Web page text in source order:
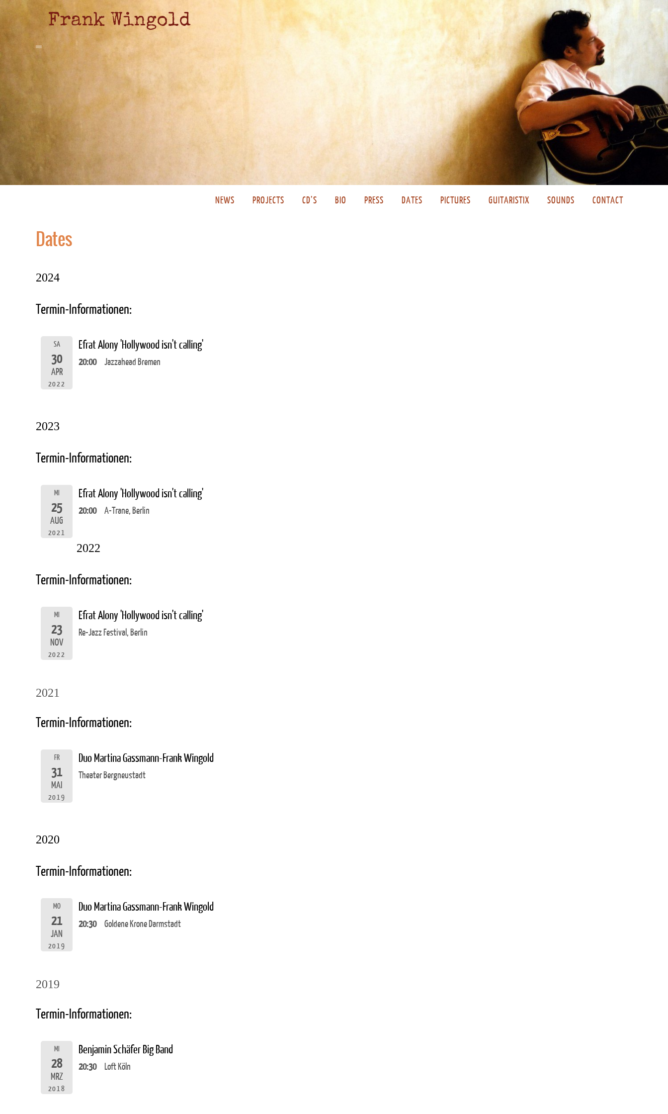
Frank Wingold
NEWS PROJECTS CD’S BIO PRESS DATES PICTURES GUITARISTIX SOUNDS CONTACT
Dates
2024
Termin-Informationen:
SA
30
APR
2022
Efrat Alony 'Hollywood isn't calling'
20:00 Jazzahead Bremen
2023
Termin-Informationen:
MI
25
AUG
2021
Efrat Alony 'Hollywood isn't calling'
20:00 A-Trane, Berlin
2022
Termin-Informationen:
MI
23
NOV
2022
Efrat Alony 'Hollywood isn't calling'
Re-Jazz Festival, Berlin
2021
Termin-Informationen:
FR
31
MAI
2019
Duo Martina Gassmann-Frank Wingold
Theater Bergneustadt
2020
Termin-Informationen:
MO
21
JAN
2019
Duo Martina Gassmann-Frank Wingold
20:30 Goldene Krone Darmstadt
2019
Termin-Informationen:
MI
28
MRZ
2018
Benjamin Schäfer Big Band
20:30 Loft Köln